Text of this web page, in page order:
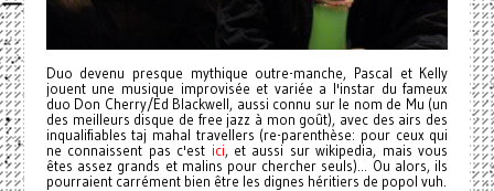
Duo devenu presque mythique outre-manche, Pascal et Kelly
jouent une musique improvisée et variée a l'instar du fameux
duo Don Cherry/Ed Blackwell, aussi connu sur le nom de Mu (un
des meilleurs disque de free jazz à mon goût), avec des airs des
inqualifiables taj mahal travellers (re-parenthèse: pour ceux qui
ne connaissent pas c'est ici, et aussi sur wikipedia, mais vous
êtes assez grands et malins pour chercher seuls)... Ou alors, ils
pourraient carrément bien être les dignes héritiers de popol vuh.